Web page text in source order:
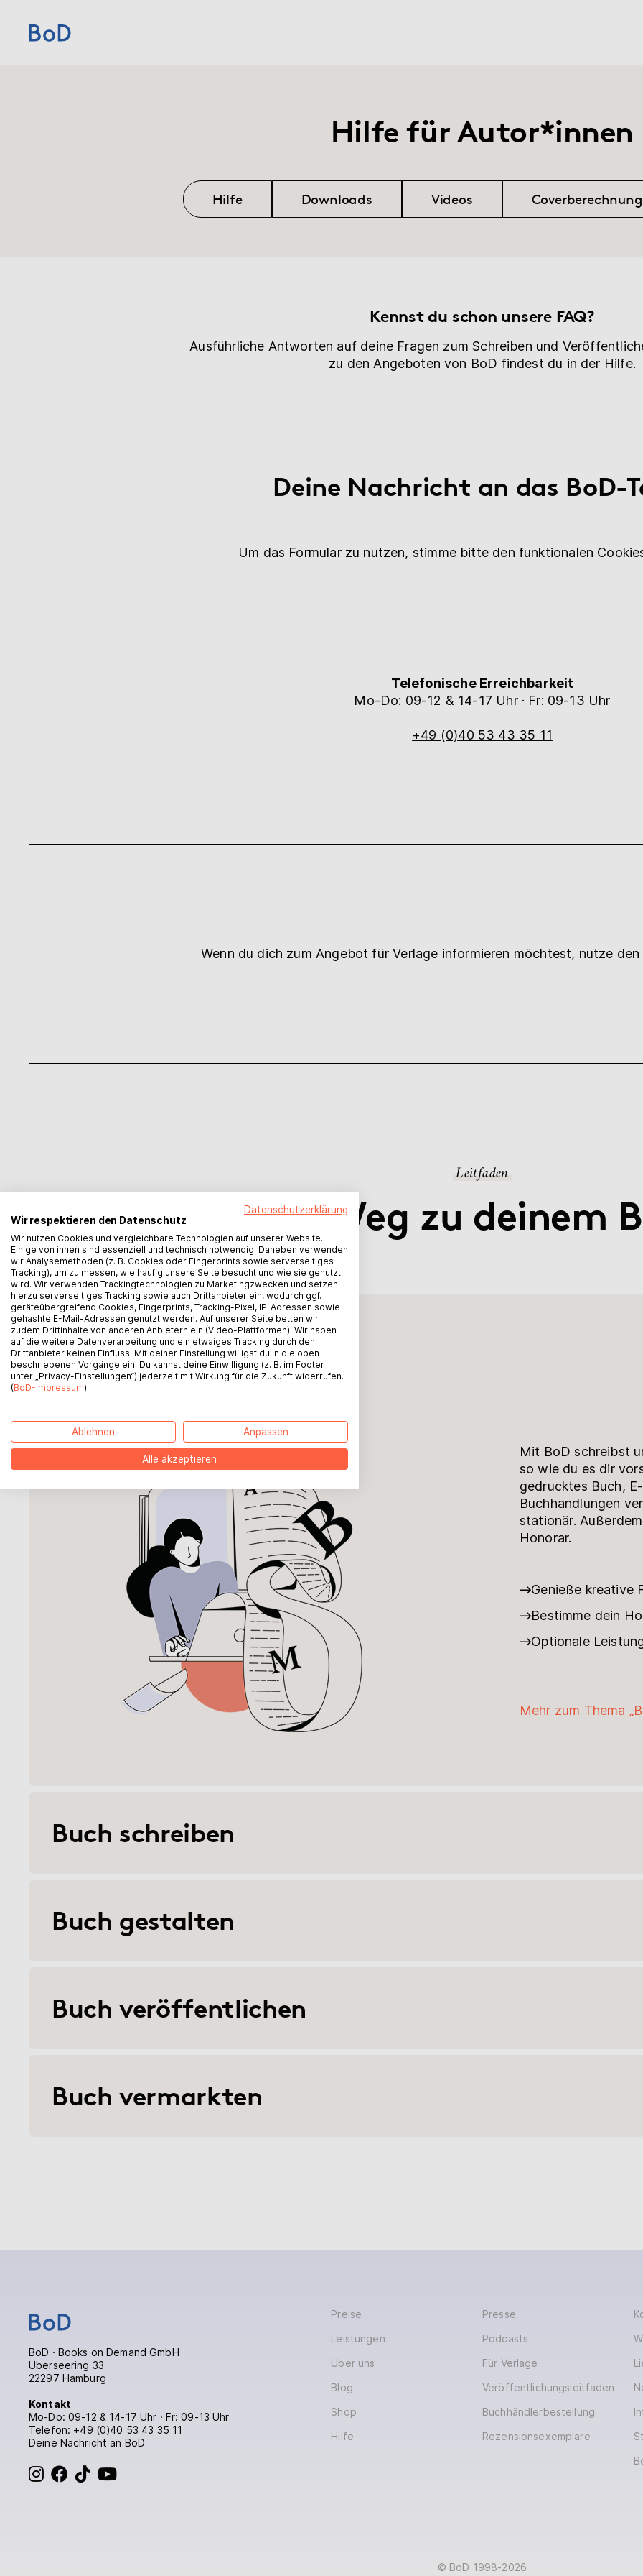
Hilfe für Autor*innen
Hilfe Downloads Videos Coverberechnung
Kennst du schon unsere FAQ?
Ausführliche Antworten auf deine Fragen zum Schreiben und
zu den Angeboten von BoD findest du in der Hilfe.
Deine Nachricht an das BoD-
Um das Formular zu nutzen, stimme bitte den funktionalen
Telefonische Erreichbarkeit
Mo-Do: 09-12 & 14-17 Uhr · Fr: 09-13 Uhr
+49 (0)40 53 43 35 11
Wenn du dich zum Angebot für Verlage informieren möchtest, nutze den
Leitfaden
Der Weg zu deinem
Überblick und Einstieg
Mit BoD schreibst
so wie du es dir
gedrucktes Buch,
Buchhandlungen
stationär.
Honorar.
Genieße kreative
Bestimme dein
Optionale
Mehr zum Thema
Buch schreiben
Buch gestalten
Buch veröffentlichen
Buch vermarkten
BoD · Books on Demand GmbH
Überseering 33
22297 Hamburg
Kontakt
Mo-Do: 09-12 & 14-17 Uhr · Fr: 09-13 Uhr
Telefon: +49 (0)40 53 43 35 11
Deine Nachricht an BoD
BoD bei Instagram
BoD bei Facebook
BoD bei TikTok
Preise
Leistungen
Über uns
Blog
Shop
Hilfe
Presse
Podcasts
Für Verlage
Veröffentlichungsleitfaden
Buchhändlerbestellung
Rezensionsexemplare
© BoD 1998-2026
BoD bei Instagram
BoD bei TikTok
Datenschutzerklärung
Wir respektieren den Datenschutz
Wir nutzen Cookies und vergleichbare Technologien auf unserer Website.
Einige von ihnen sind essenziell und technisch notwendig. Daneben verwenden
wir Analysemethoden (z. B. Cookies oder Fingerprints sowie serverseitiges
Tracking), um zu messen, wie häufig unsere Seite besucht und wie sie genutzt
wird. Wir verwenden Trackingtechnologien zu Marketingzwecken und setzen
hierzu serverseitiges Tracking sowie auch Drittanbieter ein, wodurch ggf.
geräteübergreifend Cookies, Fingerprints, Tracking-Pixel, IP-Adressen sowie
gehashte E-Mail-Adressen genutzt werden. Auf unserer Seite betten wir
zudem Drittinhalte von anderen Anbietern ein (Video-Plattformen). Wir haben
auf die weitere Datenverarbeitung und ein etwaiges Tracking durch den
Drittanbieter keinen Einfluss. Mit deiner Einstellung willigst du in die oben
beschriebenen Vorgänge ein. Du kannst deine Einwilligung (z. B. im Footer
unter „Privacy-Einstellungen“) jederzeit mit Wirkung für die Zukunft widerrufen.
(BoD-Impressum)
Ablehnen Anpassen
Alle akzeptieren